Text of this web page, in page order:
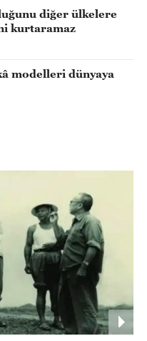
diğer ülkelere
kurtaramaz
modelleri dünyaya